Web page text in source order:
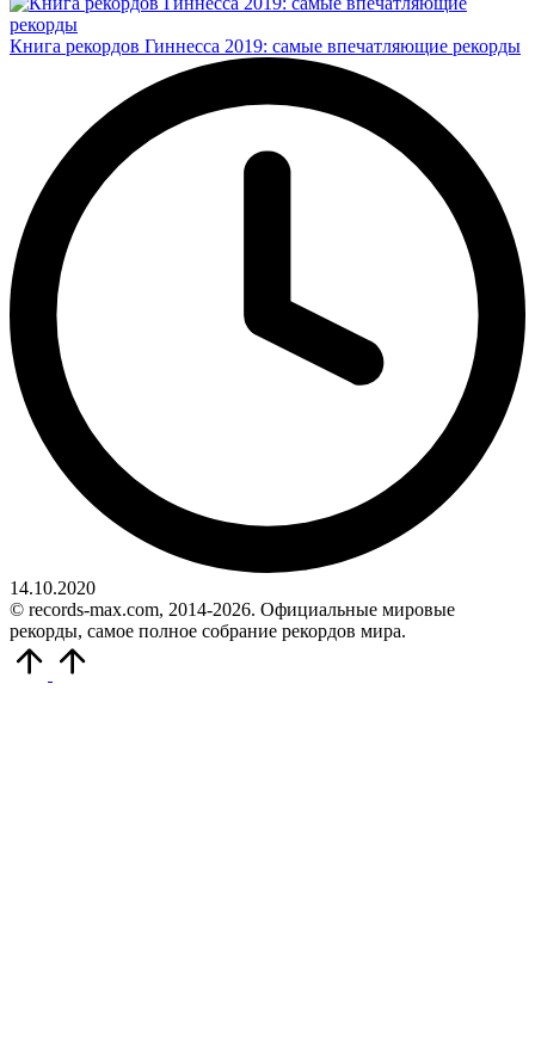
Книга рекордов Гиннесса 2019: самые впечатляющие рекорды
14.10.2020
© records-max.com, 2014-2026. Официальные мировые
рекорды, самое полное собрание рекордов мира.